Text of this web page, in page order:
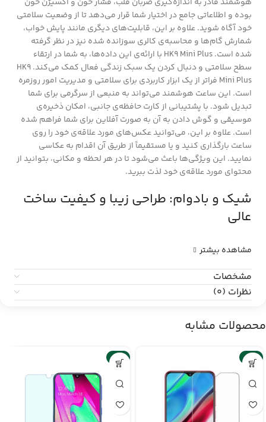
بوده و اطلاعاتی جامع در اختیار شما قرار می‌دهد تا از وضعیت سلامتی
خود آگاه شوید. علاوه بر این، قابلیت‌های دیگری مانند پایش خواب،
شمارش گام‌ها و محاسبه‌ی کالری سوزانده شده نیز در نظر گرفته
شده است. HK9 Mini Plus با ارائه‌ی این داده‌ها، به شما در ارتقاء
سطح سلامتی و دنبال کردن یک سبک زندگی فعال کمک می‌کند. HK9
Mini Plus فراتر از یک ابزار کاربردی برای سلامتی و مدیریت امور روزمره
است. این ساعت هوشمند می‌تواند به منبعی از سرگرمی برای شما
تبدیل شود. با پشتیبانی از کارت حافظه‌ی جانبی، امکان ذخیره‌ی
موسیقی و گوش دادن به آن به صورت آفلاین برای شما فراهم شده
است. علاوه بر این، می‌توانید عکس‌های مورد علاقه‌ی خود را روی
ساعت بارگذاری کنید و یا مستقیماً از طریق آن اقدام به عکاسی
نمایید. این ویژگی‌ها باعث می‌شود تا در هر لحظه و مکانی، بتوانید از
محتوای مورد علاقه‌ی خود لذت ببرید.
شیک و بادوام: طراحی زیبا و کیفیت ساخت
عالی
مشاهده بیشتر
مشخصات
نظرات (0)
محصولات مشابه
-6%
-6%